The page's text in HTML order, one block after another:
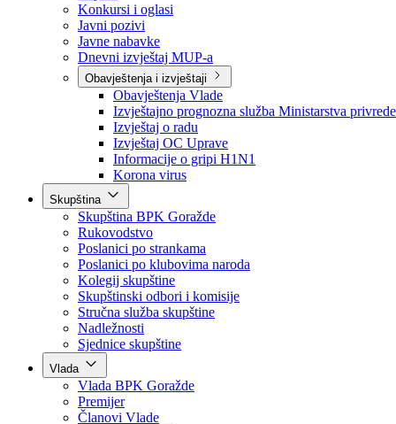
Sve vijesti
Izdvojeno
Najave
Konkursi i oglasi
Javni pozivi
Javne nabavke
Dnevni izvještaj MUP-a
Obavještenja i izvještaji
Obavještenja Vlade
Izvještajno prognozna služba Ministarstva privrede
Izvještaj o radu
Izvještaj OC Uprave
Informacije o gripi H1N1
Korona virus
Skupština
Skupština BPK Goražde
Rukovodstvo
Poslanici po strankama
Poslanici po klubovima naroda
Kolegij skupštine
Skupštinski odbori i komisije
Stručna služba skupštine
Nadležnosti
Sjednice skupštine
Vlada